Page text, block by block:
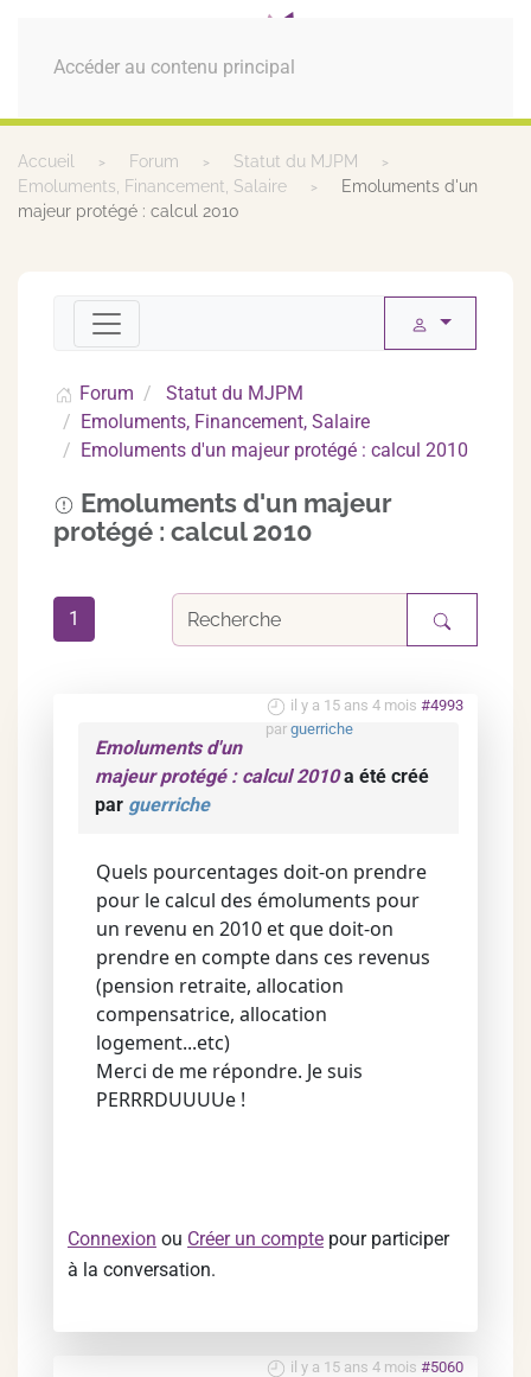
Accéder au contenu principal
MENU
Accueil Forum
Statut du MJPM
Emoluments, Financement, Salaire
Emoluments d'un
majeur protégé : calcul 2010
Forum
Statut du MJPM
Emoluments, Financement, Salaire
Emoluments d'un majeur protégé : calcul 2010
Emoluments d'un majeur
protégé : calcul 2010
1
il y a 15 ans 4 mois #4993
par guerriche
Emoluments d'un
majeur protégé : calcul 2010a été créé
par guerriche
Quels pourcentages doit-on prendre
pour le calcul des émoluments pour
un revenu en 2010 et que doit-on
prendre en compte dans ces revenus
(pension retraite, allocation
compensatrice, allocation
logement...etc)
Merci de me répondre. Je suis
PERRRDUUUUe !
Connexion ou Créer un compte pour participer
à la conversation.
il y a 15 ans 4 mois #5060